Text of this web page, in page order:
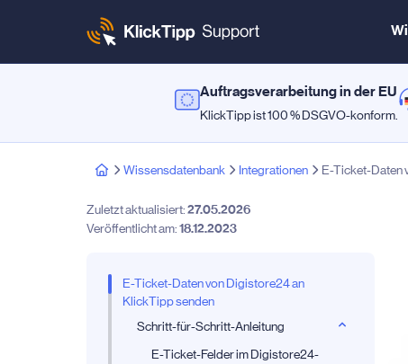
Auftragsverarbeitung in der EU
KlickTipp ist 100 % DSGVO-konform.
Wissensdatenbank Integrationen E-Ticket-Daten
Zuletzt aktualisiert:27.05.2026
Veröffentlicht am:18.12.2023
E-Ticket-Daten von Digistore24 an
KlickTipp senden
Schritt-für-Schritt-Anleitung
E-Ticket-Felder im Digistore24-